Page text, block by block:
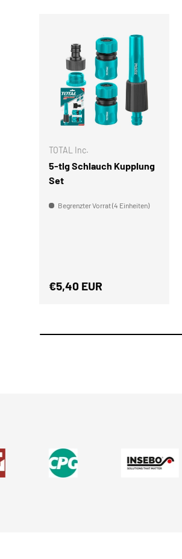
TOTAL Inc.
5-tlg Schlauch Kupplung
Set
Begrenzter Vorrat (4 Einheiten)
Normaler Preis
€5,40 EUR
IN DEN